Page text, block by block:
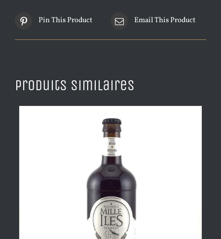
Pin This Product Email This Product
Produits similaires